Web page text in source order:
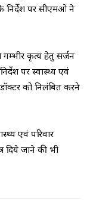
निर्देश पर सीएमओ ने
कृत्य हेतु सर्जन
पर स्वास्थ्य एवं
को निलंबित करने
एवं परिवार
दिये जाने की भी